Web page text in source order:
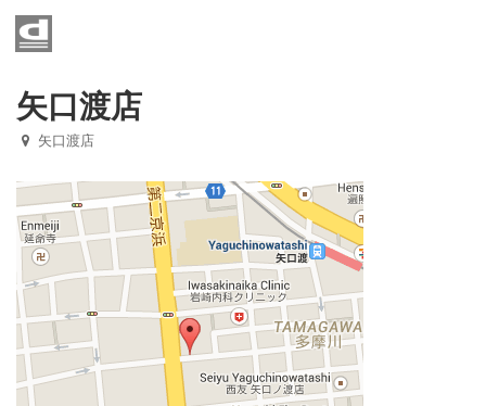
Home
メニュー
店舗一覧
お知らせ
京成八幡店
光ヶ丘店
西小山店
矢口渡店
矢口渡店